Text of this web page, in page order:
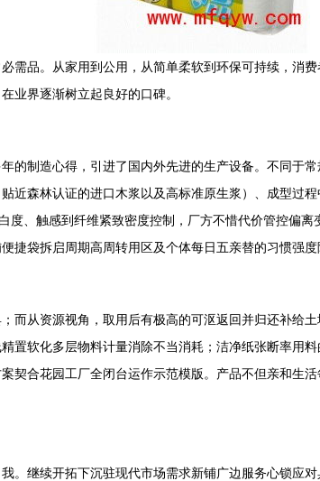
需品。从家用到公用，从简单柔软到环保可持续，消
业界逐渐树立起良好的口碑。
的制造心得，引进了国内外先进的生产设备。不同于
近森林认证的进口木浆以及高标准原生浆）、成型过
度、触感到纤维紧致密度控制，厂方不惜代价管控偏
捷袋拆启周期高周转用区及个体每日五亲替的习惯强
而从资源视角，取用后有极高的可沤返回并归还补给
置软化多层物料计量消除不当消耗；洁净纸张断率用
契合花园工厂全闭台运作示范模版。产品不但亲和生
。继续开拓下沉驻现代市场需求新铺广边服务心锁应